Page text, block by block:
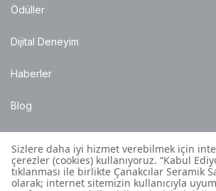
Ödüller
Dijital Deneyim
Haberler
Blog
Satış Noktaları